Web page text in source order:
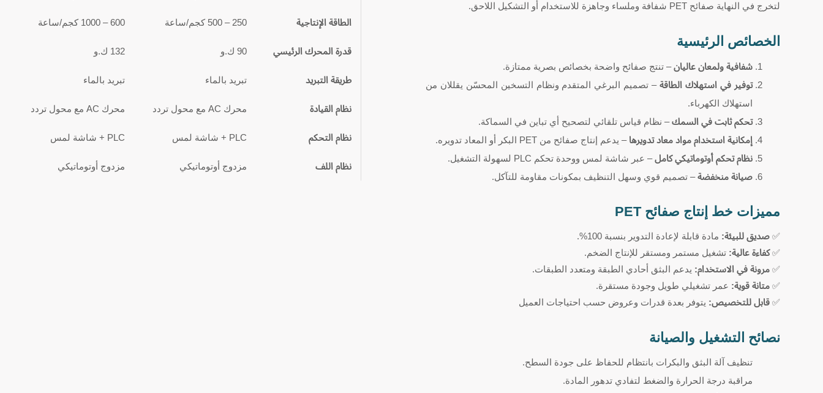
لتخرج في النهاية صفائح PET شفافة وملساء وجاهزة للاستخدام أو التشكيل اللاحق.
الخصائص الرئيسية
شفافية ولمعان عاليان– تنتج صفائح واضحة بخصائص بصرية ممتازة.
توفير في استهلاك الطاقة– تصميم البرغي المتقدم ونظام التسخين المحسّن يقللان من
استهلاك الكهرباء.
تحكم ثابت في السمك– نظام قياس تلقائي لتصحيح أي تباين في السماكة.
إمكانية استخدام مواد معاد تدويرها – يدعم إنتاج صفائح من PET البكر أو المعاد تدويره.
نظام تحكم أوتوماتيكي كامل– عبر شاشة لمس ووحدة تحكم PLC لسهولة التشغيل.
صيانة منخفضة– تصميم قوي وسهل التنظيف بمكونات مقاومة للتآكل.
مميزات خط إنتاج صفائح PET
✅ صديق للبيئة: مادة قابلة لإعادة التدوير بنسبة 100%.
✅كفاءة عالية: تشغيل مستمر ومستقر للإنتاج الضخم.
✅ مرونة في الاستخدام: يدعم البثق أحادي الطبقة ومتعدد الطبقات.
✅ متانة قوية: عمر تشغيلي طويل وجودة مستقرة.
✅ قابل للتخصيص: يتوفر بعدة قدرات وعروض حسب احتياجات العميل
نصائح التشغيل والصيانة
تنظيف آلة البثق والبكرات بانتظام للحفاظ على جودة السطح.
مراقبة درجة الحرارة والضغط لتفادي تدهور المادة.
الطاقة الإنتاجية 250 – 500 كجم/ساعة 600 – 1000 كجم/ساعة
قدرة المحرك الرئيسي 90 ك.و 132 ك.و
طريقة التبريد تبريد بالماء تبريد بالماء
نظام القيادة محرك AC مع محول تردد محرك AC مع محول تردد
نظام التحكم PLC + شاشة لمس PLC + شاشة لمس
نظام اللف مزدوج أوتوماتيكي مزدوج أوتوماتيكي